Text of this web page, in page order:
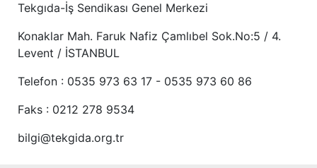
Tekgıda-İş Sendikası Genel Merkezi
Konaklar Mah. Faruk Nafiz Çamlıbel Sok.No:5 / 4.
Levent / İSTANBUL
Telefon : 0535 973 63 17 - 0535 973 60 86
Faks : 0212 278 9534
bilgi@tekgida.org.tr